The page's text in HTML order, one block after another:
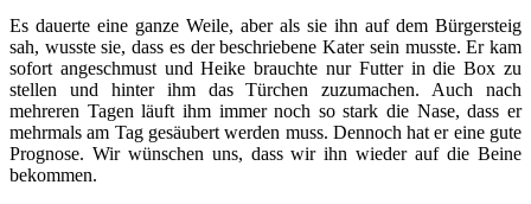
Es dauerte eine ganze Weile, aber als sie ihn auf dem Bürgersteig
sah, wusste sie, dass es der beschriebene Kater sein musste. Er kam
sofort angeschmust und Heike brauchte nur Futter in die Box zu
stellen und hinter ihm das Türchen zuzumachen. Auch nach
mehreren Tagen läuft ihm immer noch so stark die Nase, dass er
mehrmals am Tag gesäubert werden muss. Dennoch hat er eine gute
Prognose. Wir wünschen uns, dass wir ihn wieder auf die Beine
bekommen.